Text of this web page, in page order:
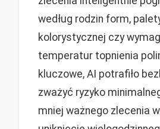
według rodzin form,
kolorystycznej czy
temperatur topnienia
kluczowe, AI potrafiło
zważyć ryzyko
mniej ważnego zlecenia